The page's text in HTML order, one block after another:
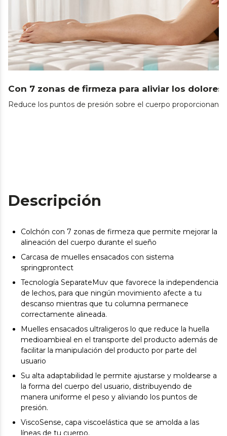
Con 7 zonas de firmeza para aliviar los dolores
Reduce los puntos de presión sobre el cuerpo
Descripción
Colchón con 7 zonas de firmeza que permite mejorar la
alineación del cuerpo durante el sueño
Carcasa de muelles ensacados con sistema
springprontect
Tecnología SeparateMuv que favorece la independencia
de lechos, para que ningún movimiento afecte a tu
descanso mientras que tu columna permanece
correctamente alineada.
Muelles ensacados ultraligeros lo que reduce la huella
medioambieal en el transporte del producto además de
facilitar la manipulación del producto por parte del
usuario
Su alta adaptabilidad le permite ajustarse y moldearse a
la forma del cuerpo del usuario, distribuyendo de
manera uniforme el peso y aliviando los puntos de
presión.
ViscoSense, capa viscoelástica que se amolda a las
líneas de tu cuerpo.